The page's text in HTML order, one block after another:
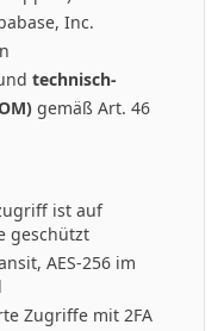
Inc.
technisch-
gemäß Art. 46
ist auf
geschützt
AES-256 im
Zugriffe mit 2FA